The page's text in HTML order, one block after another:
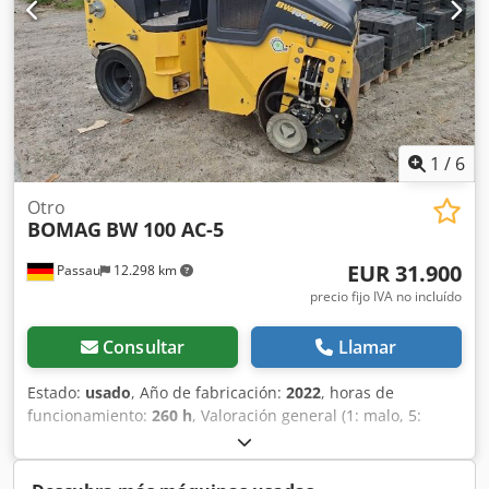
1 / 6
Passau 12.298 km
Otro
BOMAG BW 100 AC-5
EUR 31.900
precio fijo IVA no incluído
Consultar Llamar
Estado: usado, Año de fabricación: 2022, horas de
funcionamiento: 260 h, Valoración general (1: malo, 5:
como nuevo): Muy bien. ---- Nuevo, cumple con las normas
de seguridad laboral (UVV) y está listo para su uso
inmediato. Dodpfx Aiezkzznopeck Aproximadamente 260